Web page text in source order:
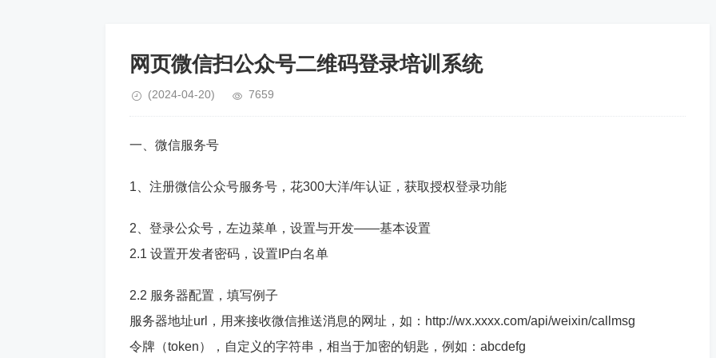
网页微信扫公众号二维码登录培训系统
(2024-04-20) 7659
一、微信服务号
1、注册微信公众号服务号，花300大洋/年认证，获取授权登录功能
2、登录公众号，左边菜单，设置与开发——基本设置
2.1 设置开发者密码，设置IP白名单
2.2 服务器配置，填写例子
服务器地址url，用来接收微信推送消息的网址，如：http://wx.xxxx.com/api/weixin/callmsg
令牌（token），自定义的字符串，相当于加密的钥匙，例如：abcdefg